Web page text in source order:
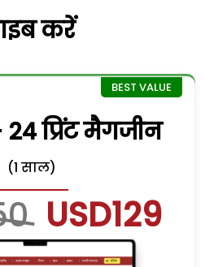
करें
प्रिंट मैगजीन
(1 साल)
USD129